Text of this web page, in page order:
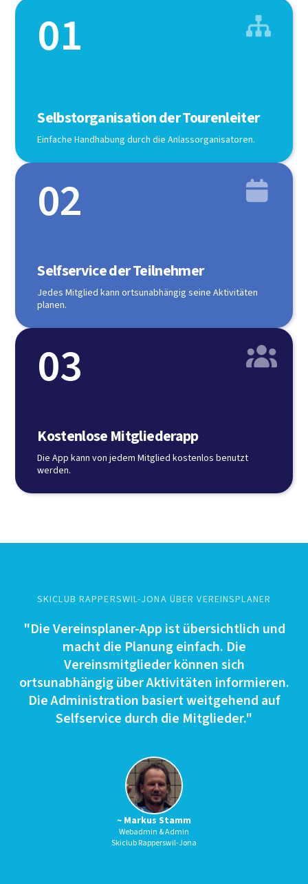
01 
Selbstorganisation der Tourenleiter
Einfache Handhabung durch die Anlassorganisatoren.
02 
Selfservice der Teilnehmer
Jedes Mitglied kann ortsunabhängig seine Aktivitäten
planen.
03 
Kostenlose Mitgliederapp
Die App kann von jedem Mitglied kostenlos benutzt
werden.
SKICLUB RAPPERSWIL-JONA ÜBER VEREINSPLANER
"Die Vereinsplaner-App ist übersichtlich und
macht die Planung einfach. Die
Vereinsmitglieder können sich
ortsunabhängig über Aktivitäten informieren.
Die Administration basiert weitgehend auf
Selfservice durch die Mitglieder."
~ Markus Stamm
Webadmin & Admin
Skiclub Rapperswil-Jona